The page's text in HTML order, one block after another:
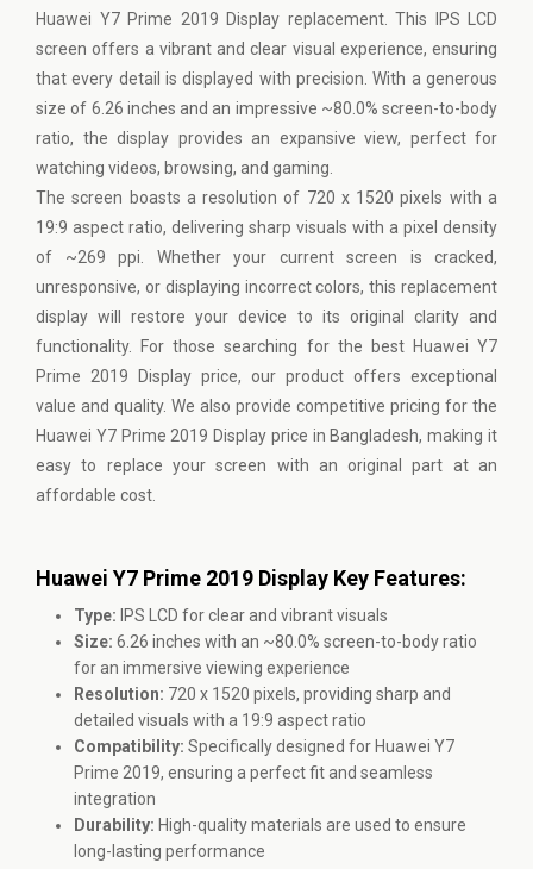
Huawei Y7 Prime 2019 Display replacement. This IPS LCD
screen offers a vibrant and clear visual experience, ensuring
that every detail is displayed with precision. With a generous
size of 6.26 inches and an impressive ~80.0% screen-to-body
ratio, the display provides an expansive view, perfect for
watching videos, browsing, and gaming.
The screen boasts a resolution of 720 x 1520 pixels with a
19:9 aspect ratio, delivering sharp visuals with a pixel density
of ~269 ppi. Whether your current screen is cracked,
unresponsive, or displaying incorrect colors, this replacement
display will restore your device to its original clarity and
functionality. For those searching for the best Huawei Y7
Prime 2019 Display price, our product offers exceptional
value and quality. We also provide competitive pricing for the
Huawei Y7 Prime 2019 Display price in Bangladesh, making it
easy to replace your screen with an original part at an
affordable cost.
Huawei Y7 Prime 2019 Display Key Features:
Type: IPS LCD for clear and vibrant visuals
Size: 6.26 inches with an ~80.0% screen-to-body ratio
for an immersive viewing experience
Resolution: 720 x 1520 pixels, providing sharp and
detailed visuals with a 19:9 aspect ratio
Compatibility: Specifically designed for Huawei Y7
Prime 2019, ensuring a perfect fit and seamless
integration
Durability: High-quality materials are used to ensure
long-lasting performance